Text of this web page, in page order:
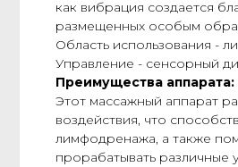
как вибрация создается
размещенных особым
Область использования -
Управление - сенсорный
Преимущества аппарата:
Этот массажный аппарат
воздействия, что
лимфодренажа, а также
прорабатывать различные